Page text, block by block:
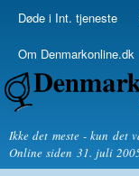
Secondary menu
Døde i Int. tjeneste
Om Denmarkonline.dk
Ikke det meste - kun det
Online siden 31. juli